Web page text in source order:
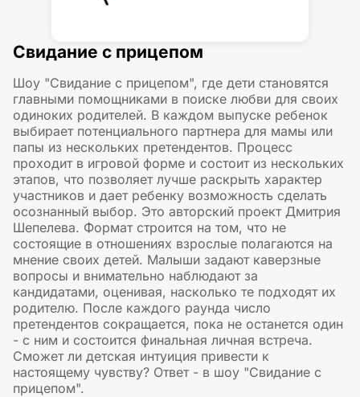
Свидание с прицепом
Шоу "Свидание с прицепом", где дети становятся
главными помощниками в поиске любви для своих
одиноких родителей. В каждом выпуске ребенок
выбирает потенциального партнера для мамы или
папы из нескольких претендентов. Процесс
проходит в игровой форме и состоит из нескольких
этапов, что позволяет лучше раскрыть характер
участников и дает ребенку возможность сделать
осознанный выбор. Это авторский проект Дмитрия
Шепелева. Формат строится на том, что не
состоящие в отношениях взрослые полагаются на
мнение своих детей. Малыши задают каверзные
вопросы и внимательно наблюдают за
кандидатами, оценивая, насколько те подходят их
родителю. После каждого раунда число
претендентов сокращается, пока не останется один
- с ним и состоится финальная личная встреча.
Сможет ли детская интуиция привести к
настоящему чувству? Ответ - в шоу "Свидание с
прицепом".